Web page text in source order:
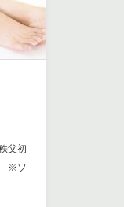
父初
※ソ